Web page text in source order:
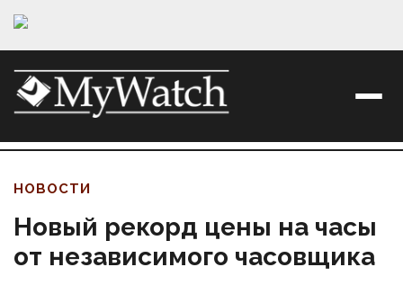
НОВОСТИ
Новый рекорд цены на часы
от независимого часовщика